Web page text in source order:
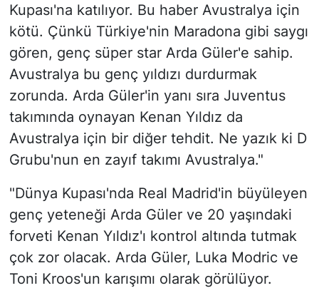
Kupası'na katılıyor. Bu haber Avustralya için
kötü. Çünkü Türkiye'nin Maradona gibi saygı
gören, genç süper star Arda Güler'e sahip.
Avustralya bu genç yıldızı durdurmak
zorunda. Arda Güler'in yanı sıra Juventus
takımında oynayan Kenan Yıldız da
Avustralya için bir diğer tehdit. Ne yazık ki D
Grubu'nun en zayıf takımı Avustralya."
"Dünya Kupası'nda Real Madrid'in büyüleyen
genç yeteneği Arda Güler ve 20 yaşındaki
forveti Kenan Yıldız'ı kontrol altında tutmak
çok zor olacak. Arda Güler, Luka Modric ve
Toni Kroos'un karışımı olarak görülüyor.